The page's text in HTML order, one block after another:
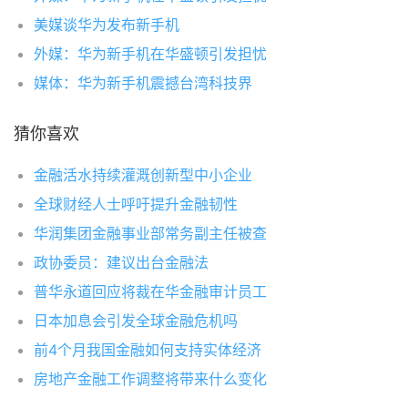
美媒谈华为发布新手机
外媒：华为新手机在华盛顿引发担忧
媒体：华为新手机震撼台湾科技界
猜你喜欢
金融活水持续灌溉创新型中小企业
全球财经人士呼吁提升金融韧性
华润集团金融事业部常务副主任被查
政协委员：建议出台金融法
普华永道回应将裁在华金融审计员工
日本加息会引发全球金融危机吗
前4个月我国金融如何支持实体经济
房地产金融工作调整将带来什么变化